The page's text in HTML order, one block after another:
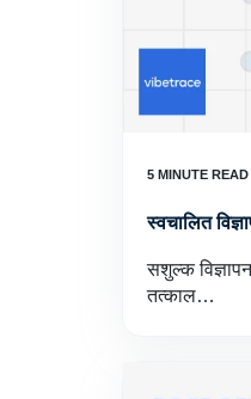
स्वचालित
सशुल्क
तत्काल…